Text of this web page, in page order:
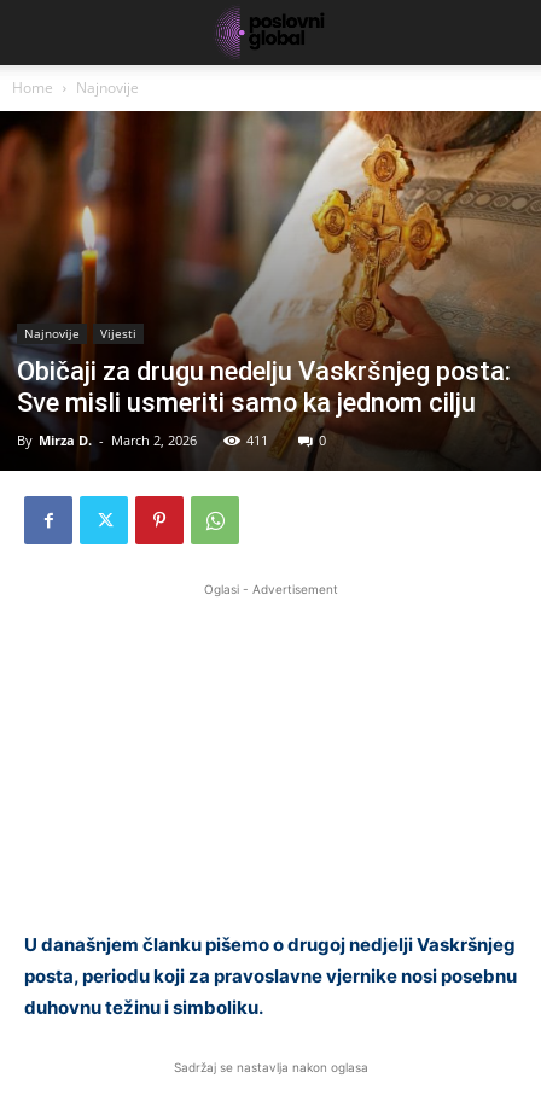
Home Najnovije
Najnovije Vijesti
Običaji za drugu nedelju Vaskršnjeg posta:
Sve misli usmeriti samo ka jednom cilju
By Mirza D. - March 2, 2026 411 0
Oglasi - Advertisement
U današnjem članku pišemo o drugoj nedjelji Vaskršnjeg
posta, periodu koji za pravoslavne vjernike nosi posebnu
duhovnu težinu i simboliku.
Sadržaj se nastavlja nakon oglasa